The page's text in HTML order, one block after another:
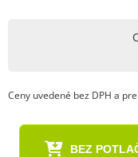
Ceny uvedené bez DPH a
BEZ